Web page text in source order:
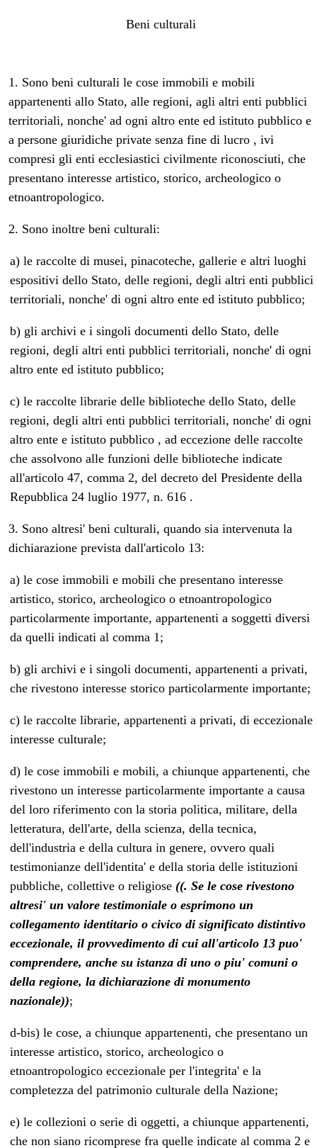
Beni culturali
1. Sono beni culturali le cose immobili e mobili
appartenenti allo Stato, alle regioni, agli altri enti pubblici
territoriali, nonche' ad ogni altro ente ed istituto pubblico e
a persone giuridiche private senza fine di lucro , ivi
compresi gli enti ecclesiastici civilmente riconosciuti, che
presentano interesse artistico, storico, archeologico o
etnoantropologico.
2. Sono inoltre beni culturali:
a) le raccolte di musei, pinacoteche, gallerie e altri luoghi
espositivi dello Stato, delle regioni, degli altri enti pubblici
territoriali, nonche' di ogni altro ente ed istituto pubblico;
b) gli archivi e i singoli documenti dello Stato, delle
regioni, degli altri enti pubblici territoriali, nonche' di ogni
altro ente ed istituto pubblico;
c) le raccolte librarie delle biblioteche dello Stato, delle
regioni, degli altri enti pubblici territoriali, nonche' di ogni
altro ente e istituto pubblico , ad eccezione delle raccolte
che assolvono alle funzioni delle biblioteche indicate
all'articolo 47, comma 2, del decreto del Presidente della
Repubblica 24 luglio 1977, n. 616 .
3. Sono altresi' beni culturali, quando sia intervenuta la
dichiarazione prevista dall'articolo 13:
a) le cose immobili e mobili che presentano interesse
artistico, storico, archeologico o etnoantropologico
particolarmente importante, appartenenti a soggetti diversi
da quelli indicati al comma 1;
b) gli archivi e i singoli documenti, appartenenti a privati,
che rivestono interesse storico particolarmente importante;
c) le raccolte librarie, appartenenti a privati, di eccezionale
interesse culturale;
d) le cose immobili e mobili, a chiunque appartenenti, che
rivestono un interesse particolarmente importante a causa
del loro riferimento con la storia politica, militare, della
letteratura, dell'arte, della scienza, della tecnica,
dell'industria e della cultura in genere, ovvero quali
testimonianze dell'identita' e della storia delle istituzioni
pubbliche, collettive o religiose ((. Se le cose rivestono
altresi' un valore testimoniale o esprimono un
collegamento identitario o civico di significato distintivo
eccezionale, il provvedimento di cui all'articolo 13 puo'
comprendere, anche su istanza di uno o piu' comuni o
della regione, la dichiarazione di monumento
nazionale));
d-bis) le cose, a chiunque appartenenti, che presentano un
interesse artistico, storico, archeologico o
etnoantropologico eccezionale per l'integrita' e la
completezza del patrimonio culturale della Nazione;
e) le collezioni o serie di oggetti, a chiunque appartenenti,
che non siano ricomprese fra quelle indicate al comma 2 e